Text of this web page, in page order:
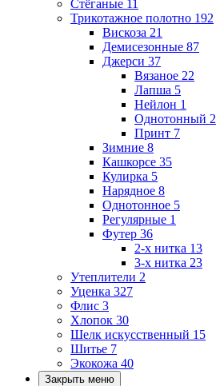
Стёганые 11
Трикотажное полотно 192
Вискоза 21
Демисезонные 87
Джерси 37
Вязаное 22
Лапша 5
Нейлон 1
Однотонный 2
Принт 7
Зимние 8
Кашкорсе 35
Кулирка 5
Нарядное 8
Однотонное 5
Регулярные 1
Футер 36
2-х нитка 13
3-х нитка 23
Утеплители 2
Уценка 327
Флис 3
Хлопок 30
Шелк искусственный 15
Шитье 7
Экокожа 40
Закрыть меню